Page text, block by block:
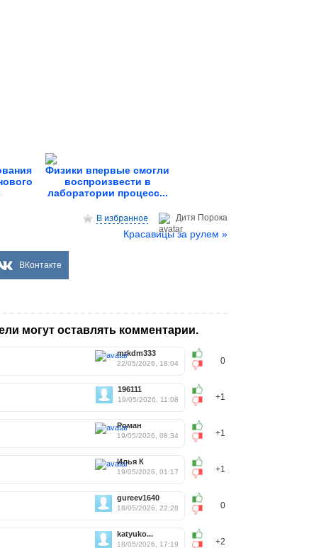
Физики впервые смогли
воспроизвести в
лаборатории процесс...
Дитя Пoрока
Красавицы за рулем »
ВКонтакте
могут оставлять комментарии.
0
mrkdm333
22/05/2026, 18:04
+1
196111
19/05/2026, 11:08
+1
Роман
19/05/2026, 08:34
+1
Илья К
19/05/2026, 01:17
0
gureev1640
18/05/2026, 22:28
+2
katyuko...
18/05/2026, 17:19